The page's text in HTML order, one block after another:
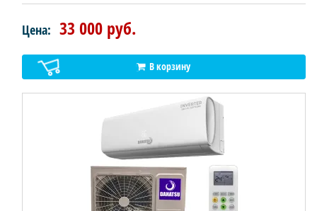
Цена: 33 000 руб.
В корзину